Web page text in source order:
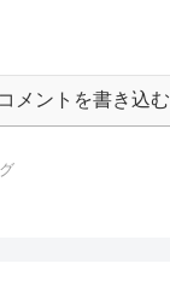
コメントを書き込む